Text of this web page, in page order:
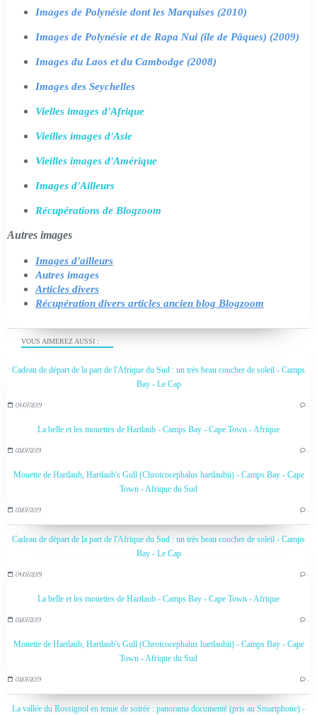
VOUS AIMEREZ AUSSI :
Cadeau de départ de la part de l'Afrique du Sud : un très beau coucher de soleil - Camps
Bay - Le Cap
04/07/2019 …
La belle et les mouettes de Hartlaub - Camps Bay - Cape Town - Afrique
03/07/2019 …
Mouette de Hartlaub, Hartlaub's Gull (Chroicocephalus hartlaubii) - Camps Bay - Cape
Town - Afrique du Sud
03/07/2019 …
Cadeau de départ de la part de l'Afrique du Sud : un très beau coucher de soleil - Camps
Bay - Le Cap
04/07/2019 …
La belle et les mouettes de Hartlaub - Camps Bay - Cape Town - Afrique
03/07/2019 …
Mouette de Hartlaub, Hartlaub's Gull (Chroicocephalus hartlaubii) - Camps Bay - Cape
Town - Afrique du Sud
03/07/2019 …
La vallée du Rossignol en tenue de soirée : panorama documenté (pris au Smartphone) -
Images de Polynésie dont les Marquises (2010)
Images de Polynésie et de Rapa Nui (île de Pâques) (2009)
Images du Laos et du Cambodge (2008)
Images des Seychelles
Vielles images d'Afrique
Vieilles images d'Asie
Vieilles images d'Amérique
Images d'Ailleurs
Récupérations de Blogzoom
Autres images
Images d'ailleurs
Autres images
Articles divers
Récupération divers articles ancien blog Blogzoom